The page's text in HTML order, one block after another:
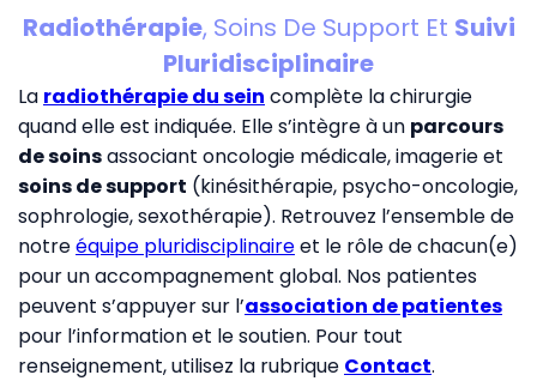
Radiothérapie, Soins De Support Et Suivi
Pluridisciplinaire
La radiothérapie du sein complète la chirurgie
quand elle est indiquée. Elle s’intègre à un parcours
de soinsassociant oncologie médicale, imagerie et
soins de support (kinésithérapie, psycho-oncologie,
sophrologie, sexothérapie). Retrouvez l’ensemble de
notreéquipe pluridisciplinaireet le rôle de chacun(e)
pour un accompagnement global. Nos patientes
peuvent s’appuyer sur l’association de patientes
pour l’information et le soutien. Pour tout
renseignement, utilisez la rubrique Contact.